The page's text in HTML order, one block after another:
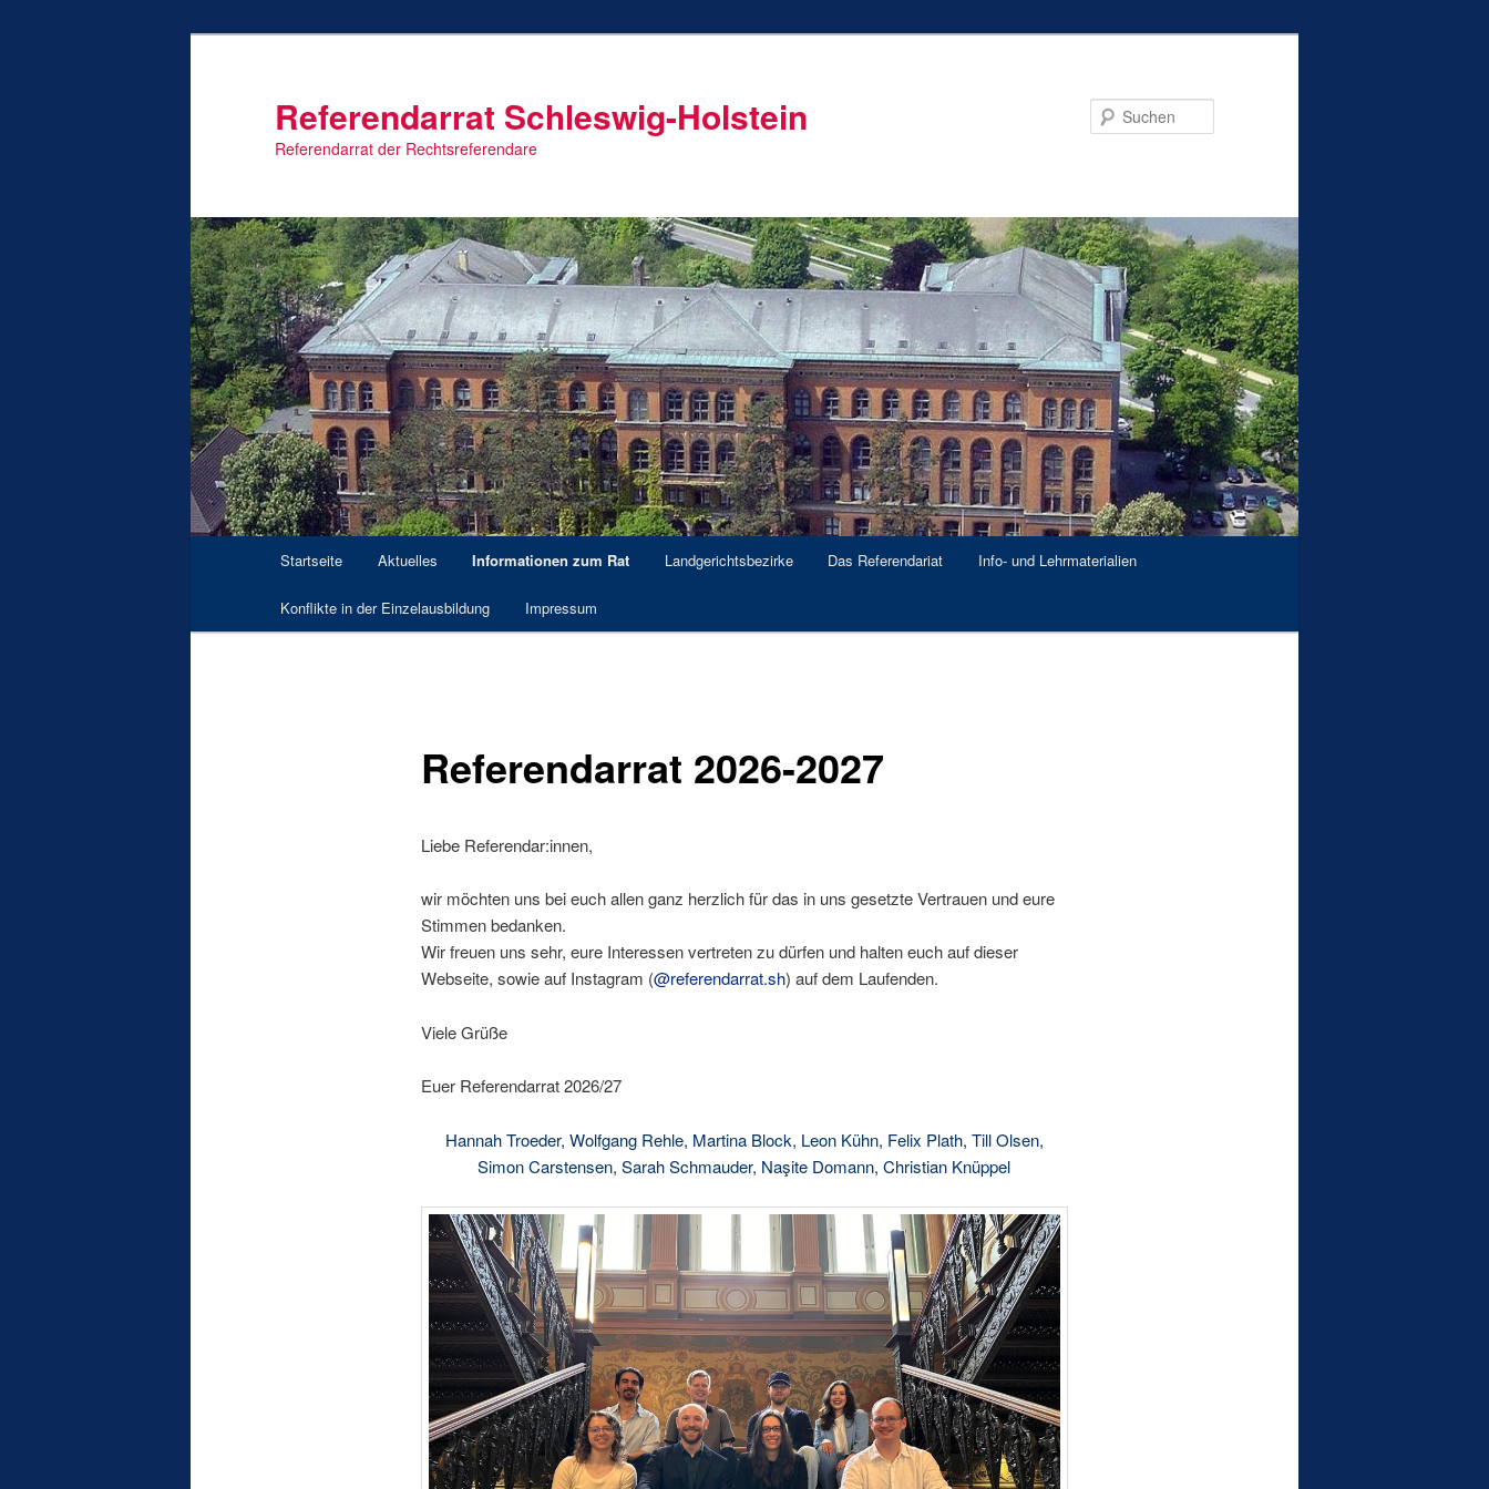
Referendarrat Schleswig-Holstein
Referendarrat der Rechtsreferendare
Startseite Aktuelles Informationen zum Rat Landgerichtsbezirke Das Referendariat Info- und Lehrmaterialien
Konflikte in der Einzelausbildung Impressum
Referendarrat 2026-2027
Liebe Referendar:innen,
wir möchten uns bei euch allen ganz herzlich für das in uns gesetzte Vertrauen und eure
Stimmen bedanken.
Wir freuen uns sehr, eure Interessen vertreten zu dürfen und halten euch auf dieser
Webseite, sowie auf Instagram (@referendarrat.sh) auf dem Laufenden.
Viele Grüße
Euer Referendarrat 2026/27
Hannah Troeder, Wolfgang Rehle, Martina Block, Leon Kühn, Felix Plath, Till Olsen,
Simon Carstensen, Sarah Schmauder, Naşite Domann, Christian Knüppel